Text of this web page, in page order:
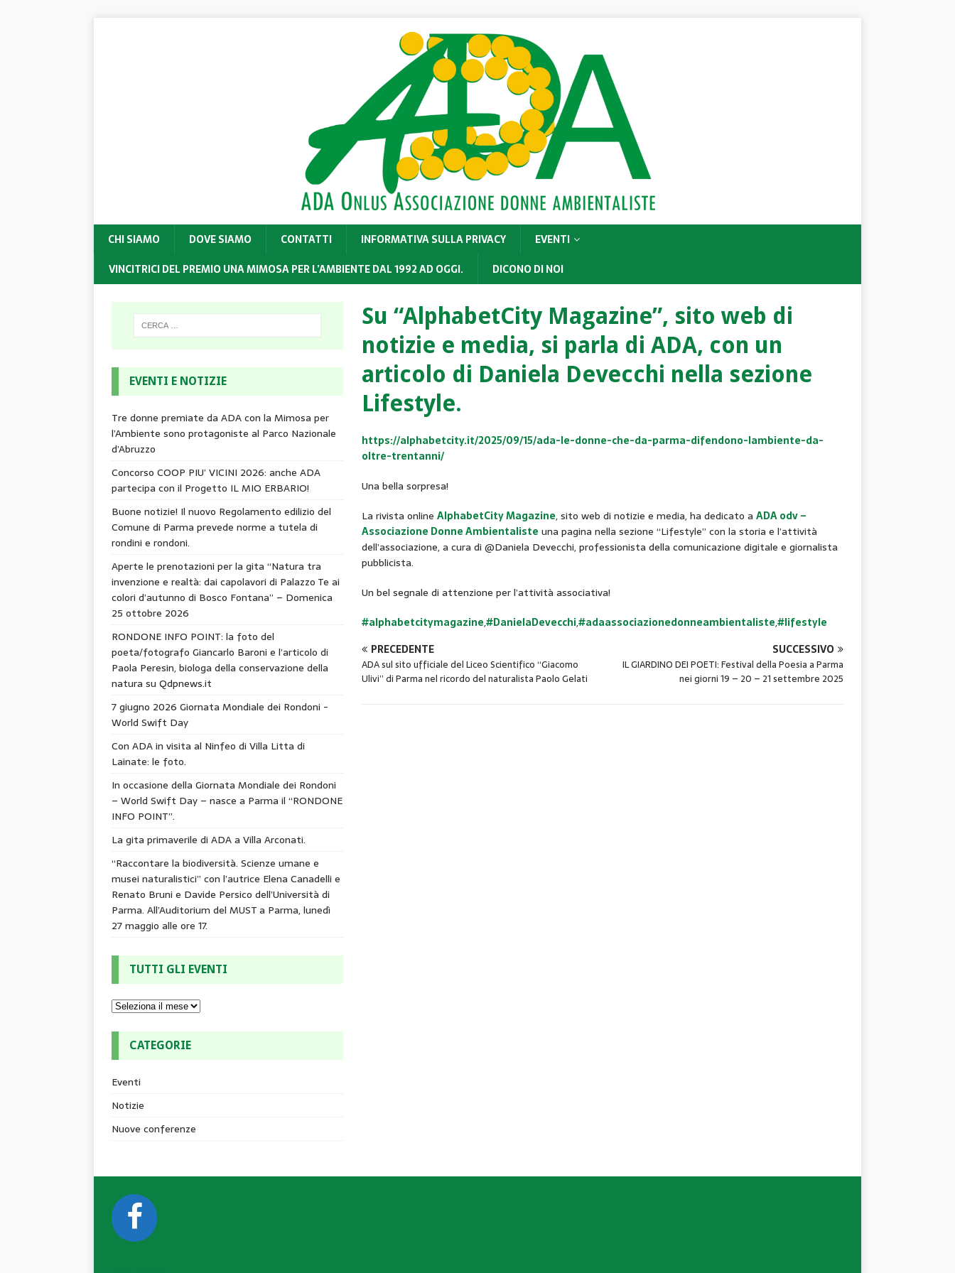
CHI SIAMO DOVE SIAMO CONTATTI INFORMATIVA SULLA PRIVACY
EVENTI
VINCITRICI DEL PREMIO UNA MIMOSA PER L’AMBIENTE DAL 1992 AD OGGI.
DICONO DI NOI
Su “AlphabetCity Magazine”, sito web di
notizie e media, si parla di ADA, con un
articolo di Daniela Devecchi nella sezione
Lifestyle.
https://alphabetcity.it/2025/09/15/ada-le-donne-che-da-parma-difendono-lambiente-da-
oltre-trentanni/
Una bella sorpresa!
La rivista online AlphabetCity Magazine, sito web di notizie e media, ha dedicato a ADA odv –
Associazione Donne Ambientaliste una pagina nella sezione “Lifestyle” con la storia e l’attività
dell’associazione, a cura di @Daniela Devecchi, professionista della comunicazione digitale e giornalista
pubblicista.
Un bel segnale di attenzione per l’attività associativa!
#alphabetcitymagazine,#DanielaDevecchi,#adaassociazionedonneambientaliste,#lifestyle
PRECEDENTE
ADA sul sito ufficiale del Liceo Scientifico “Giacomo
Ulivi” di Parma nel ricordo del naturalista Paolo Gelati
SUCCESSIVO
IL GIARDINO DEI POETI: Festival della Poesia a Parma
nei giorni 19 – 20 – 21 settembre 2025
EVENTI E NOTIZIE
Tre donne premiate da ADA con la Mimosa per
l’Ambiente sono protagoniste al Parco Nazionale
d’Abruzzo
Concorso COOP PIU’ VICINI 2026: anche ADA
partecipa con il Progetto IL MIO ERBARIO!
Buone notizie! Il nuovo Regolamento edilizio del
Comune di Parma prevede norme a tutela di
rondini e rondoni.
Aperte le prenotazioni per la gita “Natura tra
invenzione e realtà: dai capolavori di Palazzo Te ai
colori d’autunno di Bosco Fontana” – Domenica
25 ottobre 2026
RONDONE INFO POINT: la foto del
poeta/fotografo Giancarlo Baroni e l’articolo di
Paola Peresin, biologa della conservazione della
natura su Qdpnews.it
7 giugno 2026 Giornata Mondiale dei Rondoni -
World Swift Day
Con ADA in visita al Ninfeo di Villa Litta di
Lainate: le foto.
In occasione della Giornata Mondiale dei Rondoni
– World Swift Day – nasce a Parma il “RONDONE
INFO POINT”.
La gita primaverile di ADA a Villa Arconati.
“Raccontare la biodiversità. Scienze umane e
musei naturalistici” con l’autrice Elena Canadelli e
Renato Bruni e Davide Persico dell’Università di
Parma. All’Auditorium del MUST a Parma, lunedì
27 maggio alle ore 17.
TUTTI GLI EVENTI
CATEGORIE
Eventi
Notizie
Nuove conferenze